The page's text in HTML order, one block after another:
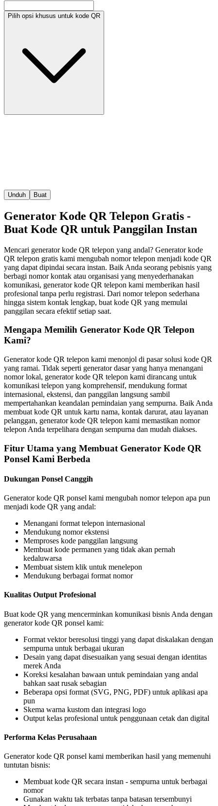
Pilih opsi khusus untuk kode QR
Unduh Buat
Generator Kode QR Telepon Gratis -
Buat Kode QR untuk Panggilan Instan
Mencari generator kode QR telepon yang andal? Generator kode
QR telepon gratis kami mengubah nomor telepon menjadi kode QR
yang dapat dipindai secara instan. Baik Anda seorang pebisnis yang
berbagi nomor kontak atau organisasi yang menyederhanakan
komunikasi, generator kode QR telepon kami memberikan hasil
profesional tanpa perlu registrasi. Dari nomor telepon sederhana
hingga sistem kontak lengkap, buat kode QR yang memulai
panggilan secara efektif setiap saat.
Mengapa Memilih Generator Kode QR Telepon
Kami?
Generator kode QR telepon kami menonjol di pasar solusi kode QR
yang ramai. Tidak seperti generator dasar yang hanya menangani
nomor lokal, generator kode QR telepon kami dirancang untuk
komunikasi telepon yang komprehensif, mendukung format
internasional, ekstensi, dan panggilan langsung sambil
mempertahankan keandalan pemindaian yang sempurna. Baik Anda
membuat kode QR untuk kartu nama, kontak darurat, atau layanan
pelanggan, generator kode QR telepon kami memastikan nomor
telepon Anda terpelihara dengan sempurna dan mudah diakses.
Fitur Utama yang Membuat Generator Kode QR
Ponsel Kami Berbeda
Dukungan Ponsel Canggih
Generator kode QR ponsel kami mengubah nomor telepon apa pun
menjadi kode QR yang andal:
Menangani format telepon internasional
Mendukung nomor ekstensi
Memproses kode panggilan langsung
Membuat kode permanen yang tidak akan pernah
kedaluwarsa
Membuat sistem klik untuk menelepon
Mendukung berbagai format nomor
Kualitas Output Profesional
Buat kode QR yang mencerminkan komunikasi bisnis Anda dengan
generator kode QR ponsel kami:
Format vektor beresolusi tinggi yang dapat diskalakan dengan
sempurna untuk berbagai ukuran
Desain yang dapat disesuaikan yang sesuai dengan identitas
merek Anda
Koreksi kesalahan bawaan untuk pemindaian yang andal
bahkan saat rusak sebagian
Beberapa opsi format (SVG, PNG, PDF) untuk aplikasi apa
pun
Skema warna kustom dan integrasi logo
Output kelas profesional untuk penggunaan cetak dan digital
Performa Kelas Perusahaan
Generator kode QR ponsel kami memberikan hasil yang memenuhi
tuntutan bisnis:
Membuat kode QR secara instan - sempurna untuk berbagai
nomor
Gunakan waktu tak terbatas tanpa batasan tersembunyi